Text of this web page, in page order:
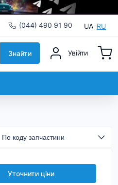
(044) 490 91 90 UA RU
Знайти Увійти
Уточнити ціни